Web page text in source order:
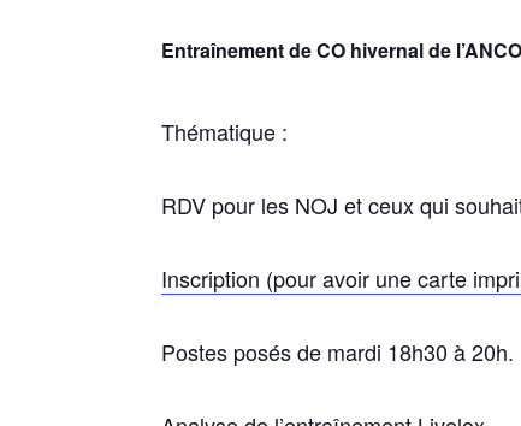
Entraînement de CO hivernal de
Thématique :
RDV pour les NOJ et ceux qui
Inscription (pour avoir une carte
Postes posés de mardi 18h30 à 20h.